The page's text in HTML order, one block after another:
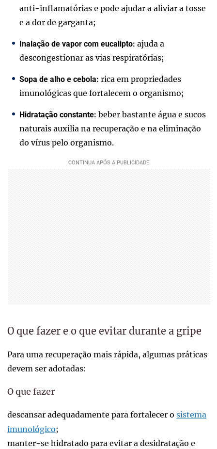
anti-inflamatórias e pode ajudar a aliviar a tosse
e a dor de garganta;
Inalação de vapor com eucalipto: ajuda a
descongestionar as vias respiratórias;
Sopa de alho e cebola: rica em propriedades
imunológicas que fortalecem o organismo;
Hidratação constante: beber bastante água e sucos
naturais auxilia na recuperação e na eliminação
do vírus pelo organismo.
O que fazer e o que evitar durante a gripe
Para uma recuperação mais rápida, algumas práticas
devem ser adotadas:
O que fazer
descansar adequadamente para fortalecer o sistema
imunológico;
manter-se hidratado para evitar a desidratação e